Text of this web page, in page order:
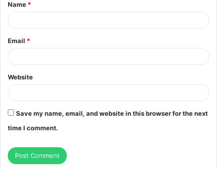
*
Name *
Email *
Website
Save my name, email, and website in this browser for the next
time I comment.